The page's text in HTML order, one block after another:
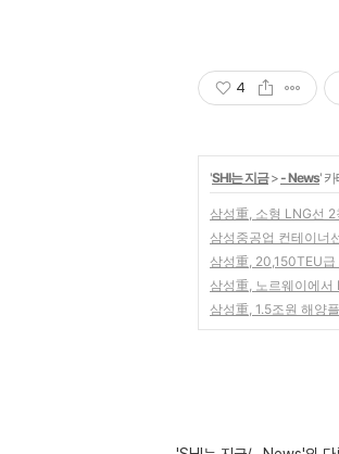
4
'SHI는 지금>- News'
삼성重, 소형 LNG선 2
삼성중공업 컨테이너
삼성重, 20,150TEU
삼성重, 노르웨이에서
삼성重, 1.5조원 해양